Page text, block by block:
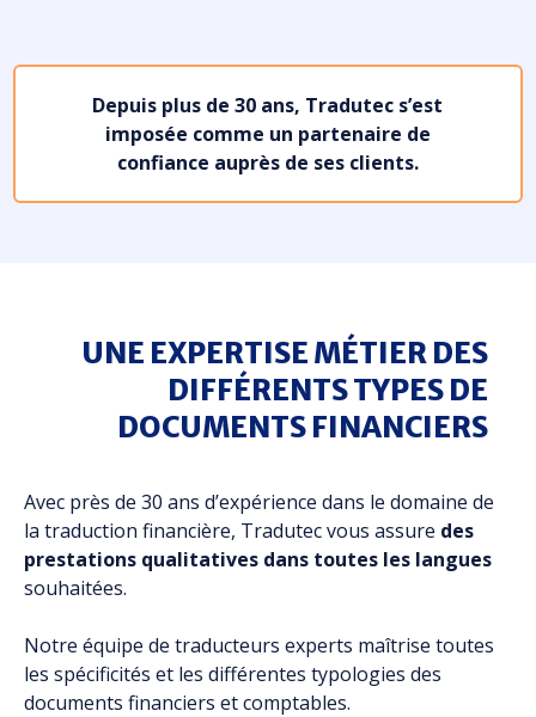
Depuis plus de 30 ans, Tradutec s’est
imposée comme un partenaire de
confiance auprès de ses clients.
UNE EXPERTISE MÉTIER DES
DIFFÉRENTS TYPES DE
DOCUMENTS FINANCIERS
Avec près de 30 ans d’expérience dans le domaine de
la traduction financière, Tradutec vous assure des
prestations qualitatives dans toutes les langues
souhaitées.
Notre équipe de traducteurs experts maîtrise toutes
les spécificités et les différentes typologies des
documents financiers et comptables.